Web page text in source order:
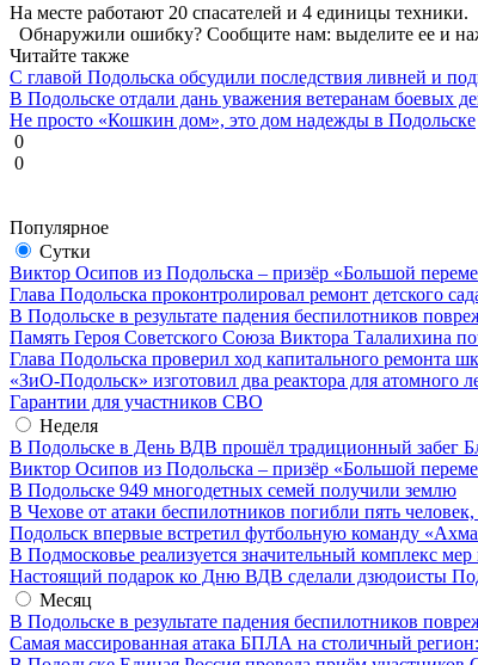
На месте работают 20 спасателей и 4 единицы техники.
Обнаружили ошибку? Сообщите нам: выделите ее и
Читайте также
С главой Подольска обсудили последствия ливней и
В Подольске отдали дань уважения ветеранам боевых
Не просто «Кошкин дом», это дом надежды в Подольске
0
0
Популярное
Сутки
Виктор Осипов из Подольска – призёр «Большой
Глава Подольска проконтролировал ремонт детского
В Подольске в результате падения беспилотников
Память Героя Советского Союза Виктора Талалихина
Глава Подольска проверил ход капитального ремонта
«ЗиО-Подольск» изготовил два реактора для атомного
Гарантии для участников СВО
Неделя
В Подольске в День ВДВ прошёл традиционный забег
Виктор Осипов из Подольска – призёр «Большой
В Подольске 949 многодетных семей получили землю
В Чехове от атаки беспилотников погибли пять
Подольск впервые встретил футбольную команду
В Подмосковье реализуется значительный комплекс
Настоящий подарок ко Дню ВДВ сделали дзюдоисты
Месяц
В Подольске в результате падения беспилотников
Самая массированная атака БПЛА на столичный